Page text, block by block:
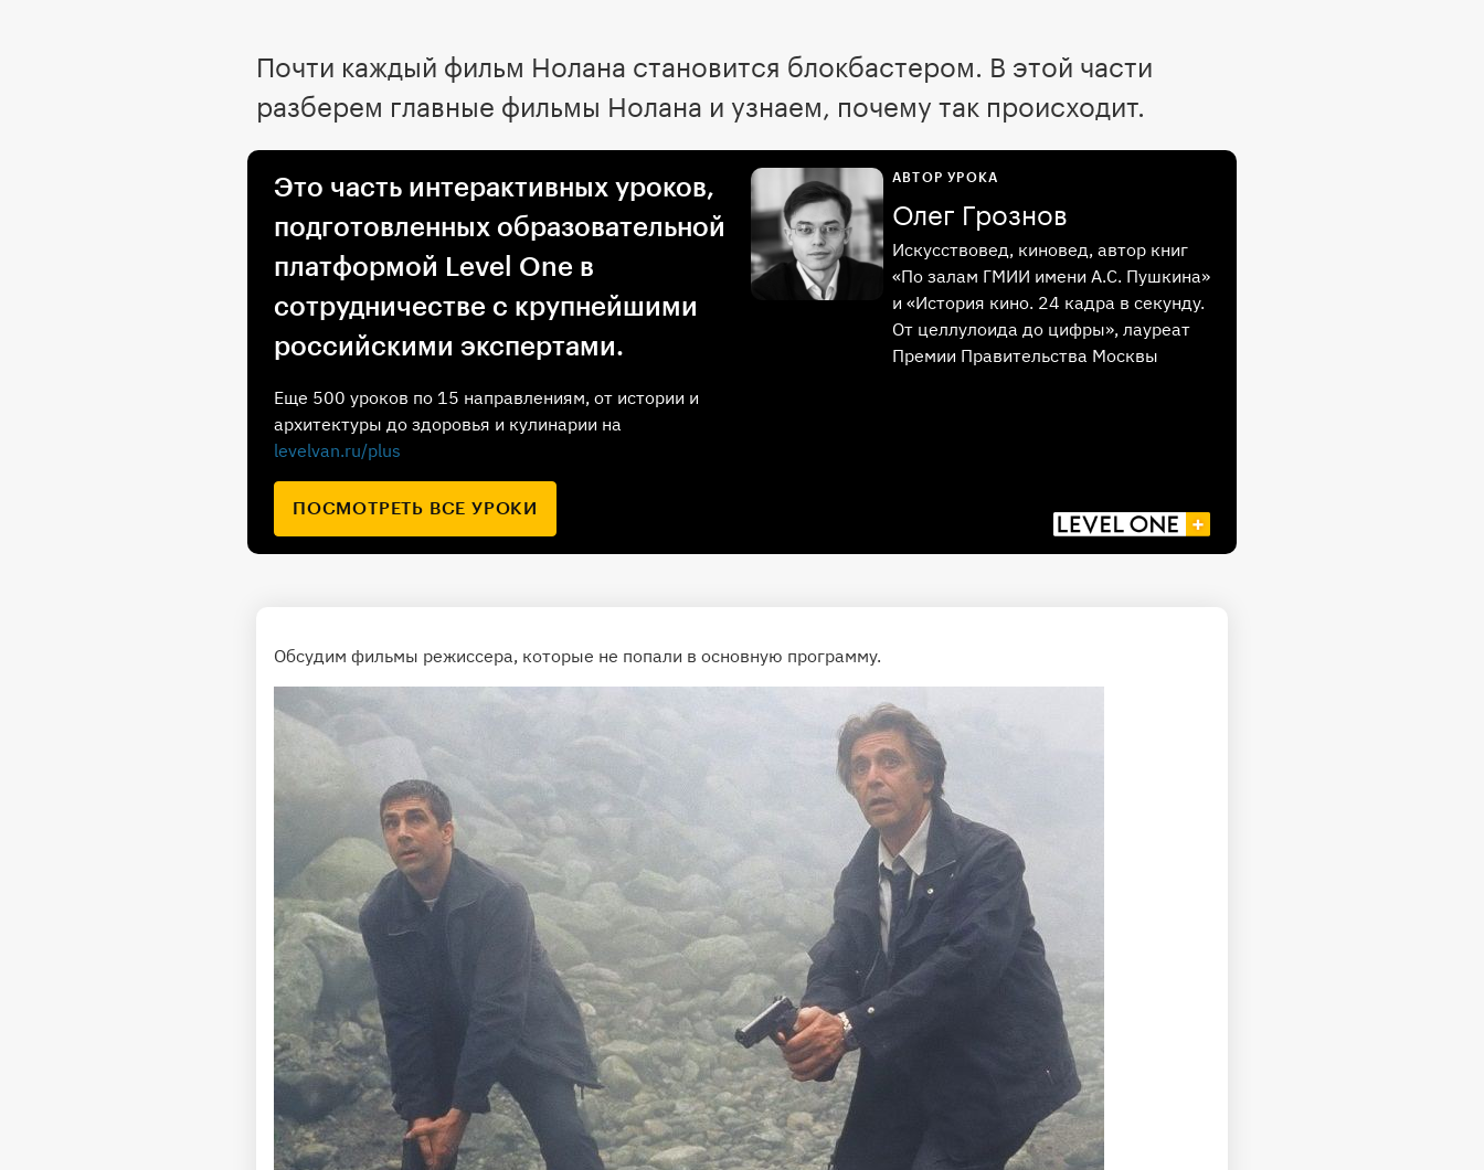
Почти каждый фильм Нолана становится блокбастером. В этой части
разберем главные фильмы Нолана и узнаем, почему так происходит.
Это часть интерактивных уроков,
подготовленных образовательной
платформой Level One в
сотрудничестве с крупнейшими
российскими экспертами.
Еще 500 уроков по 15 направлениям, от истории и
архитектуры до здоровья и кулинарии на
levelvan.ru/plus
ПОСМОТРЕТЬ ВСЕ УРОКИ
АВТОР УРОКА
Олег Грознов
Искусствовед, киновед, автор книг
«По залам ГМИИ имени А.С. Пушкина»
и «История кино. 24 кадра в секунду.
От целлулоида до цифры», лауреат
Премии Правительства Москвы
Обсудим фильмы режиссера, которые не попали в основную программу.